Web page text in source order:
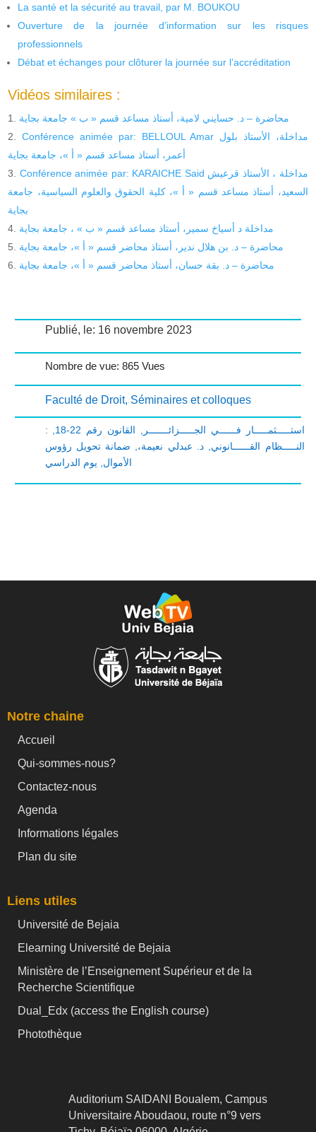
La santé et la sécurité au travail, par M. BOUKOU
Ouverture de la journée d’information sur les risques
professionnels
Débat et échanges pour clôturer la journée sur l’accréditation
Vidéos similaires :
محاضرة – د. حسايني لامية، أستاذ مساعد قسم « ب » جامعة بجاية
Conférence animée par: BELLOUL Amar مداخلة، الأستاذ بلول
أعمر، أستاذ مساعد قسم « أ »، جامعة بجاية
Conférence animée par: KARAICHE Said مداخلة ، الأستاذ قرعيش
السعيد، أستاذ مساعد قسم « أ »، كلية الحقوق والعلوم السياسية، جامعة
بجاية
مداخلة د أسياخ سمير، أستاذ مساعد قسم « ب » ، جامعة بجاية
محاضرة – د. بن هلال ندير، أستاذ محاضر قسم « أ »، جامعة بجاية
محاضرة – د. بقة حسان، أستاذ محاضر قسم « أ »، جامعة بجاية
Publié, le: 16 novembre 2023
Nombre de vue: 865 Vues
Faculté de Droit, Séminaires et colloques
: استـــــثمـــــار فــــــي الجـــــزائـــــــر القانون رقم 22-18
النـــــظام القــــــانوني ,د. عبدلي نعيمة،
ضمانة تحويل رؤوس
الأموال
يوم الدراسي
Notre chaine
Accueil
Qui-sommes-nous?
Contactez-nous
Agenda
Informations légales
Plan du site
Liens utiles
Université de Bejaia
Elearning Université de Bejaia
Ministère de l’Enseignement Supérieur et de la
Recherche Scientifique
Dual_Edx (access the English course)
Photothèque
Auditorium SAIDANI Boualem, Campus
Universitaire Aboudaou, route n°9 vers